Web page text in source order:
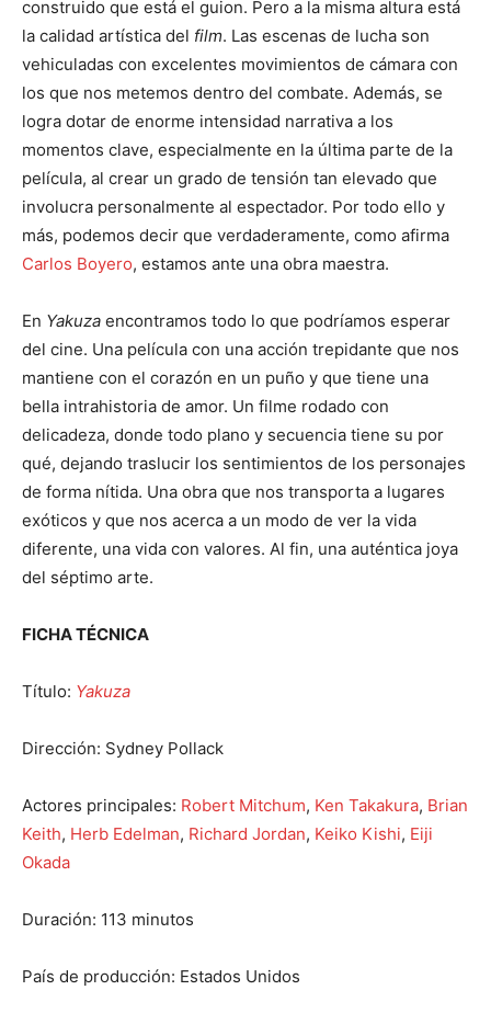
construido que está el guion. Pero a la misma altura está
la calidad artística del film. Las escenas de lucha son
vehiculadas con excelentes movimientos de cámara con
los que nos metemos dentro del combate. Además, se
logra dotar de enorme intensidad narrativa a los
momentos clave, especialmente en la última parte de la
película, al crear un grado de tensión tan elevado que
involucra personalmente al espectador. Por todo ello y
más, podemos decir que verdaderamente, como afirma
Carlos Boyero, estamos ante una obra maestra.
En Yakuza encontramos todo lo que podríamos esperar
del cine. Una película con una acción trepidante que nos
mantiene con el corazón en un puño y que tiene una
bella intrahistoria de amor. Un filme rodado con
delicadeza, donde todo plano y secuencia tiene su por
qué, dejando traslucir los sentimientos de los personajes
de forma nítida. Una obra que nos transporta a lugares
exóticos y que nos acerca a un modo de ver la vida
diferente, una vida con valores. Al fin, una auténtica joya
del séptimo arte.
FICHA TÉCNICA
Título: Yakuza
Dirección: Sydney Pollack
Actores principales: Robert Mitchum, Ken Takakura, Brian
Keith, Herb Edelman, Richard Jordan, Keiko Kishi, Eiji
Okada
Duración: 113 minutos
País de producción: Estados Unidos